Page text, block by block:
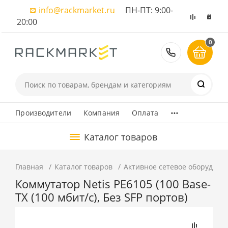
info@rackmarket.ru ПН-ПТ: 9:00-
20:00
8 (495)
0
Производители Компания Оплата ...
Каталог товаров
Главная Каталог товаров Активное сетевое
Коммутатор Netis PE6105 (100 Base-
TX (100 мбит/с), Без SFP портов)